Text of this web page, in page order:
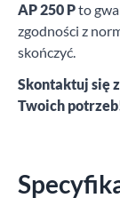
AP 250 Pto
zgodności z
skończyć.
Skontaktuj się
Twoich